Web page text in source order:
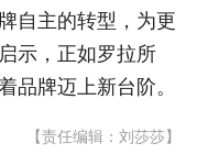
自主的转型，为更
示，正如罗拉所
品牌迈上新台阶。
【责任编辑：刘莎莎】